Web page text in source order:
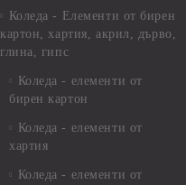
Коледа - Eлементи от бирен
картон, хартия, акрил, дърво,
глина, гипс
Коледа - елементи от
бирен картон
Коледа - елементи от
хартия
Коледа - елементи от